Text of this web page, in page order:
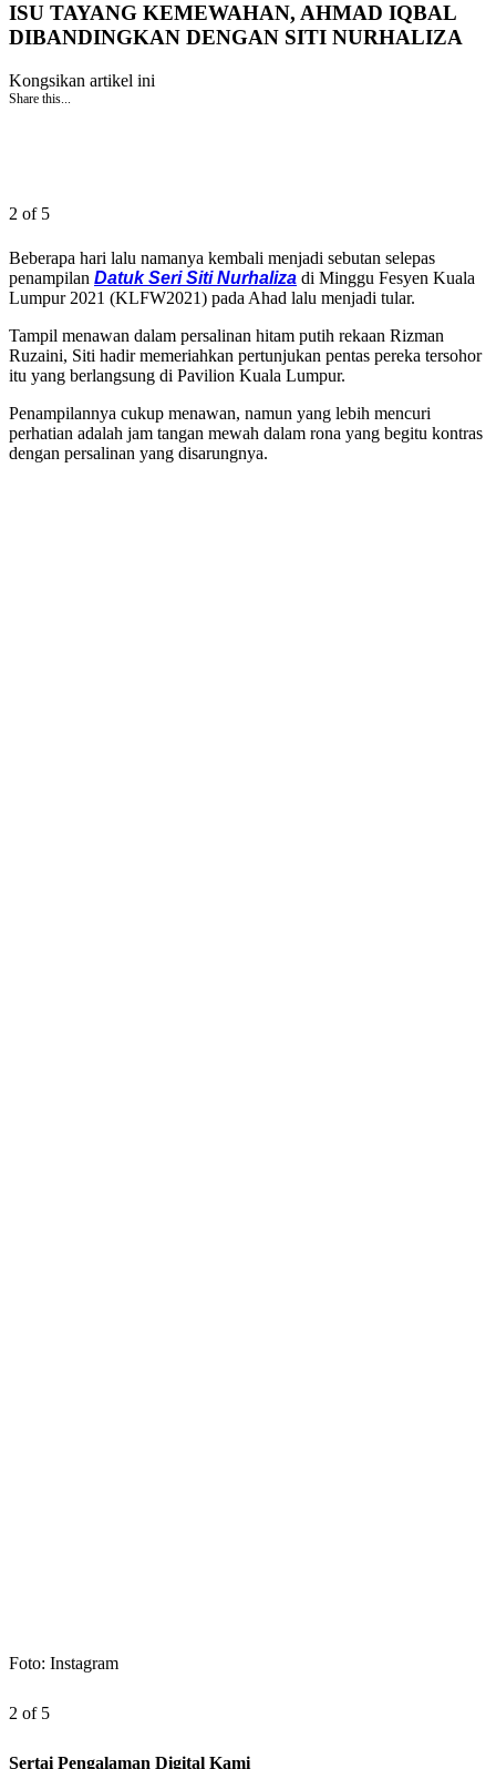
ISU TAYANG KEMEWAHAN, AHMAD IQBAL
DIBANDINGKAN DENGAN SITI NURHALIZA
Kongsikan artikel ini
Share this...
2 of 5
Beberapa hari lalu namanya kembali menjadi sebutan selepas
penampilan Datuk Seri Siti Nurhaliza di Minggu Fesyen Kuala
Lumpur 2021 (KLFW2021) pada Ahad lalu menjadi tular.
Tampil menawan dalam persalinan hitam putih rekaan Rizman
Ruzaini, Siti hadir memeriahkan pertunjukan pentas pereka tersohor
itu yang berlangsung di Pavilion Kuala Lumpur.
Penampilannya cukup menawan, namun yang lebih mencuri
perhatian adalah jam tangan mewah dalam rona yang begitu kontras
dengan persalinan yang disarungnya.
Foto: Instagram
2 of 5
Sertai Pengalaman Digital Kami